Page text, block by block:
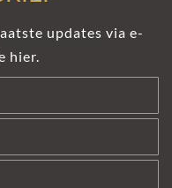
updates via e-
hier.